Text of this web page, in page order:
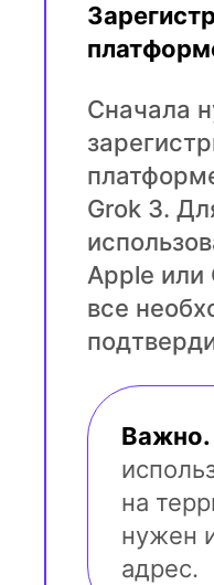
Сначала
Grok 3.
Apple или
все
Важно.
на
нужен
адрес.